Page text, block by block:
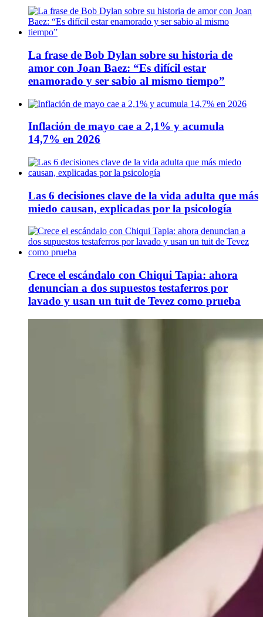
La frase de Bob Dylan sobre su historia de
amor con Joan Baez: “Es difícil estar
enamorado y ser sabio al mismo tiempo”
Inflación de mayo cae a 2,1% y acumula
14,7% en 2026
Las 6 decisiones clave de la vida adulta que más
miedo causan, explicadas por la psicología
Crece el escándalo con Chiqui Tapia: ahora
denuncian a dos supuestos testaferros por
lavado y usan un tuit de Tevez como prueba